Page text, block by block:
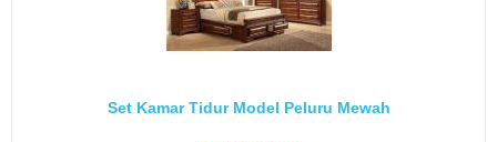
Set Kamar Tidur Model Peluru Mewah